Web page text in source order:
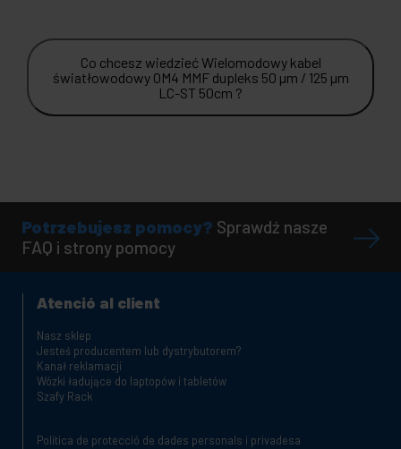
Co chcesz wiedzieć Wielomodowy kabel
światłowodowy OM4 MMF dupleks 50 µm / 125 µm
LC-ST 50cm ?
Potrzebujesz pomocy? Sprawdź nasze
FAQ i strony pomocy
Atenció al client
Nasz sklep
Jesteś producentem lub dystrybutorem?
Kanał reklamacji
Wózki ładujące do laptopów i tabletów
Szafy Rack
Política de protecció de dades personals i privadesa